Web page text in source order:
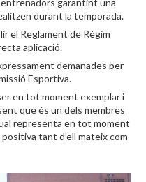
garantint una
durant la temporada.
el Reglament de Règim
aplicació.
demanades per
Esportiva.
en tot moment exemplar i
que és un dels membres
representa en tot moment
tant d’ell mateix com